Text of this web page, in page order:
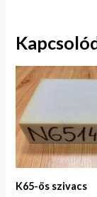
K65-ös szivacs